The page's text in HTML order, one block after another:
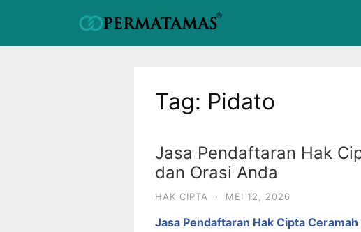
Tag: Pidato
Jasa Pendaftaran Hak
dan Orasi Anda
HAK CIPTA · MEI 12, 2026
Jasa Pendaftaran Hak Cipta